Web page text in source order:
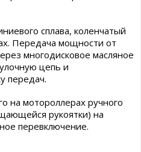
сплава, коленчатый
Передача мощности от
многодисковое масляное
цепь и
передач.
на мотороллерах ручного
рукоятки) на
перевключение.